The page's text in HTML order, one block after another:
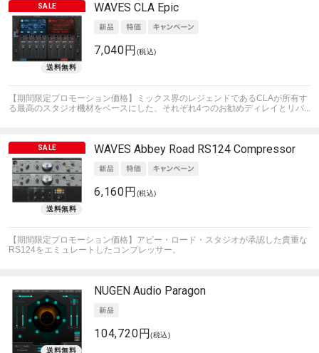
WAVES CLA Epic
7,040円 (税込)
【期間限定プロモーション価格】ミックス界のレジェンドであるCLAが所有す
る最高のスタジオ機材をベースにした、それぞれ4つのお勧めディレイとリバ...
WAVES Abbey Road RS124 Compressor
6,160円 (税込)
【期間限定プロモーション価格】アビー・ロード・スタジオが承認した貴重な
RS124をエミュレートしたコンプレッサー。
NUGEN Audio Paragon
104,720円(税込)